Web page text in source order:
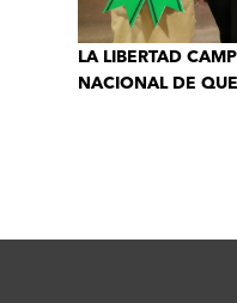
LA LIBERTAD
NACIONAL DE